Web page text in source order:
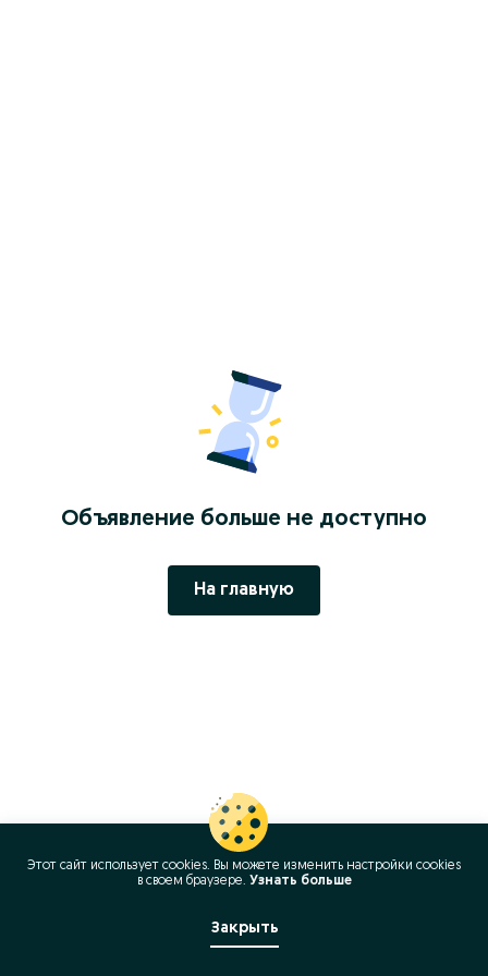
Объявление больше не доступно
На главную
Этот сайт использует cookies. Вы можете изменить настройки cookies
в своeм браузере. Узнать больше
Закрыть